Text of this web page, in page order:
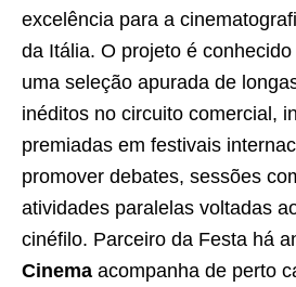
excelência para a
da Itália. O projeto é
uma seleção apurada de
inéditos no circuito comercial,
premiadas em festivais
promover debates, sessões
atividades paralelas voltadas
cinéfilo. Parceiro da Festa há
Cinema acompanha de perto